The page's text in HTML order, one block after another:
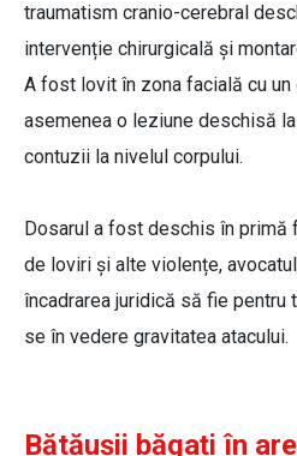
traumatism cranio-cerebral
intervenție chirurgicală și
A fost lovit în zona facială cu
asemenea o leziune deschisă
contuzii la nivelul corpului.
Dosarul a fost deschis în primă
de loviri și alte violențe,
încadrarea juridică să fie pentru
se în vedere gravitatea atacului.
Bătăușii băgați în